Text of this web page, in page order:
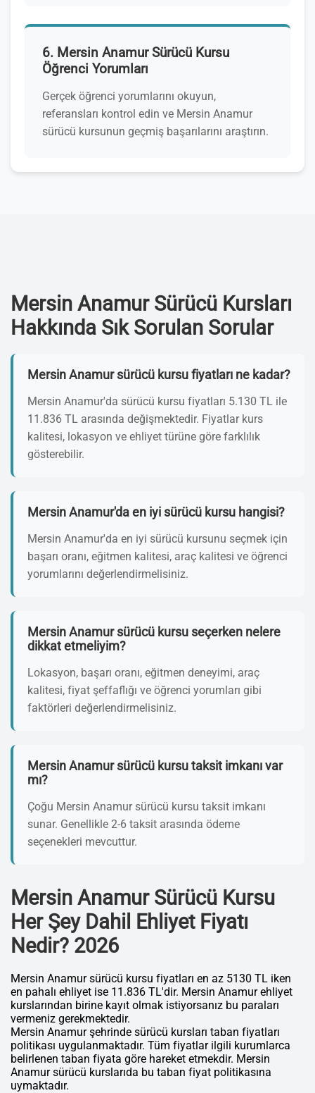
6. Mersin Anamur Sürücü Kursu
Öğrenci Yorumları
Gerçek öğrenci yorumlarını okuyun,
referansları kontrol edin ve Mersin Anamur
sürücü kursunun geçmiş başarılarını araştırın.
Mersin Anamur Sürücü Kursları
Hakkında Sık Sorulan Sorular
Mersin Anamur sürücü kursu fiyatları ne kadar?
Mersin Anamur'da sürücü kursu fiyatları 5.130 TL ile
11.836 TL arasında değişmektedir. Fiyatlar kurs
kalitesi, lokasyon ve ehliyet türüne göre farklılık
gösterebilir.
Mersin Anamur'da en iyi sürücü kursu hangisi?
Mersin Anamur'da en iyi sürücü kursunu seçmek için
başarı oranı, eğitmen kalitesi, araç kalitesi ve öğrenci
yorumlarını değerlendirmelisiniz.
Mersin Anamur sürücü kursu seçerken nelere
dikkat etmeliyim?
Lokasyon, başarı oranı, eğitmen deneyimi, araç
kalitesi, fiyat şeffaflığı ve öğrenci yorumları gibi
faktörleri değerlendirmelisiniz.
Mersin Anamur sürücü kursu taksit imkanı var
mı?
Çoğu Mersin Anamur sürücü kursu taksit imkanı
sunar. Genellikle 2-6 taksit arasında ödeme
seçenekleri mevcuttur.
Mersin Anamur Sürücü Kursu
Her Şey Dahil Ehliyet Fiyatı
Nedir? 2026
Mersin Anamur sürücü kursu fiyatları en az 5130 TL iken
en pahalı ehliyet ise 11.836 TL'dir. Mersin Anamur ehliyet
kurslarından birine kayıt olmak istiyorsanız bu paraları
vermeniz gerekmektedir.
Mersin Anamur şehrinde sürücü kursları taban fiyatları
politikası uygulanmaktadır. Tüm fiyatlar ilgili kurumlarca
belirlenen taban fiyata göre hareket etmekdir. Mersin
Anamur sürücü kurslarıda bu taban fiyat politikasına
uymaktadır.